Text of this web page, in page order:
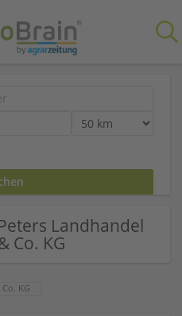
Landhandel
Co. KG
KG